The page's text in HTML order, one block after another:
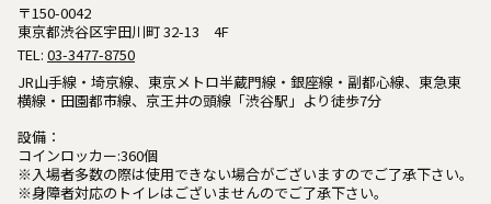
〒150-0042
東京都渋谷区宇田川町 32-13 4F
TEL: 03-3477-8750
JR山手線・埼京線、東京メトロ半蔵門線・銀座線・副都心線、東急東
横線・田園都市線、京王井の頭線「渋谷駅」より徒歩7分
設備：
コインロッカー:360個
※入場者多数の際は使用できない場合がございますのでご了承下さい。
※身障者対応のトイレはございませんのでご了承下さい。